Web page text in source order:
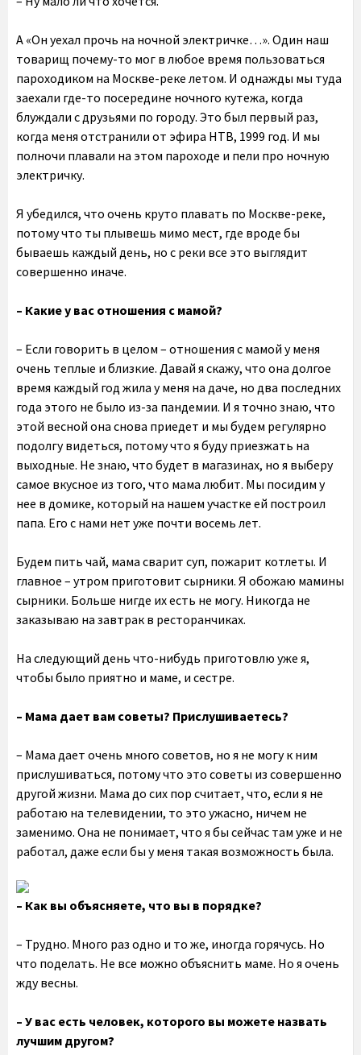
А «Он уехал прочь на ночной электричке…». Один наш
товарищ почему-то мог в любое время пользоваться
пароходиком на Москве-реке летом. И однажды мы туда
заехали где-то посередине ночного кутежа, когда
блуждали с друзьями по городу. Это был первый раз,
когда меня отстранили от эфира НТВ, 1999 год. И мы
полночи плавали на этом пароходе и пели про ночную
электричку.
Я убедился, что очень круто плавать по Москве-реке,
потому что ты плывешь мимо мест, где вроде бы
бываешь каждый день, но с реки все это выглядит
совершенно иначе.
– Какие у вас отношения с мамой?
– Если говорить в целом – отношения с мамой у меня
очень теплые и близкие. Давай я скажу, что она долгое
время каждый год жила у меня на даче, но два последних
года этого не было из-за пандемии. И я точно знаю, что
этой весной она снова приедет и мы будем регулярно
подолгу видеться, потому что я буду приезжать на
выходные. Не знаю, что будет в магазинах, но я выберу
самое вкусное из того, что мама любит. Мы посидим у
нее в домике, который на нашем участке ей построил
папа. Его с нами нет уже почти восемь лет.
Будем пить чай, мама сварит суп, пожарит котлеты. И
главное – утром приготовит сырники. Я обожаю мамины
сырники. Больше нигде их есть не могу. Никогда не
заказываю на завтрак в ресторанчиках.
На следующий день что-нибудь приготовлю уже я,
чтобы было приятно и маме, и сестре.
– Мама дает вам советы? Прислушиваетесь?
– Мама дает очень много советов, но я не могу к ним
прислушиваться, потому что это советы из совершенно
другой жизни. Мама до сих пор считает, что, если я не
работаю на телевидении, то это ужасно, ничем не
заменимо. Она не понимает, что я бы сейчас там уже и не
работал, даже если бы у меня такая возможность была.
– Как вы объясняете, что вы в порядке?
– Трудно. Много раз одно и то же, иногда горячусь. Но
что поделать. Не все можно объяснить маме. Но я очень
жду весны.
– У вас есть человек, которого вы можете назвать
лучшим другом?